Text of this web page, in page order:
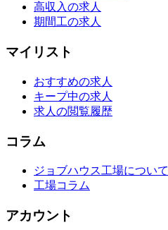
高収入の求人
期間工の求人
マイリスト
おすすめの求人
キープ中の求人
求人の閲覧履歴
コラム
ジョブハウス工場について
工場コラム
アカウント